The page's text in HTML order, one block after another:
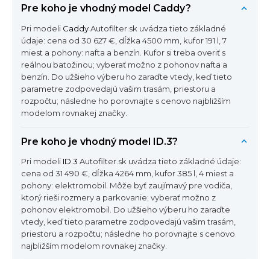
Pre koho je vhodný model Caddy?
Pri modeli CaddyAutofilter.sk uvádza tieto základné
údaje: cena od 30 627 €, dĺžka 4500 mm, kufor 191 l, 7
miest a pohony: nafta a benzín. Kufor si treba overiť s
reálnou batožinou; vyberať možno z pohonov nafta a
benzín. Do užšieho výberu ho zaraďte vtedy, keď tieto
parametre zodpovedajú vašim trasám, priestoru a
rozpočtu; následne ho porovnajte s cenovo najbližším
modelom rovnakej značky.
Pre koho je vhodný model ID.3?
Pri modeli ID.3 Autofilter.sk uvádza tieto základné údaje:
cena od 31 490 €, dĺžka 4264 mm, kufor 385 l, 4 miest a
pohony: elektromobil. Môže byť zaujímavý pre vodiča,
ktorý rieši rozmery a parkovanie; vyberať možno z
pohonov elektromobil. Do užšieho výberu ho zaraďte
vtedy, keď tieto parametre zodpovedajú vašim trasám,
priestoru a rozpočtu; následne ho porovnajte s cenovo
najbližším modelom rovnakej značky.